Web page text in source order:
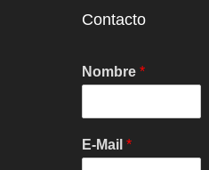
Contacto
Nombre *
E-Mail *